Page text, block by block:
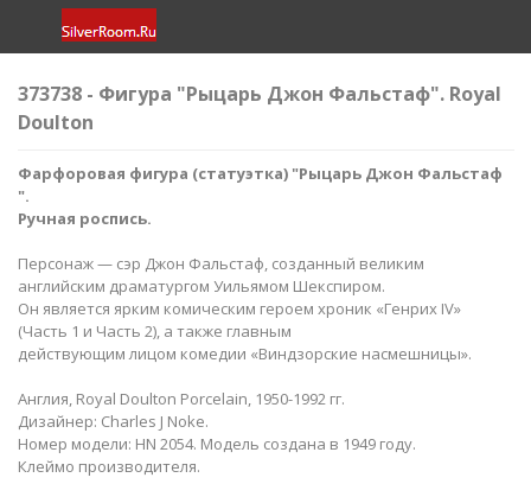
373738 - Фигура "Рыцарь Джон Фальстаф​". Royal
Doulton
Фарфоровая фигура (статуэтка) "Рыцарь Джон Фальстаф​
".
Ручная роспись.
Персонаж — сэр Джон Фальстаф, созданный великим
английским драматургом Уильямом Шекспиром.
Он является ярким комическим героем хроник «Генрих IV»
(Часть 1 и Часть 2), а также главным
действующим лицом комедии «Виндзорские насмешницы».
Англия, Royal Doulton Porcelain, 1950-1992 гг.
Дизайнер: Charles J Noke.
Номер модели: HN 2054. Модель создана в 1949 году.
Клеймо производителя.